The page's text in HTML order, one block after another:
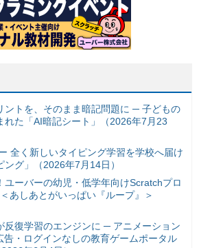
ントを、そのまま暗記問題に ─ 子どもの
れた「AI暗記シート」（2026年7月23
全く新しいタイピング学習を学校へ届け
グ」（2026年7月14日）
ユーバーの幼児・低学年向けScratchプロ
しあとがいっぱい『ループ』＞
反復学習のエンジンに ─ アニメーション
告・ログインなしの教育ゲームポータル